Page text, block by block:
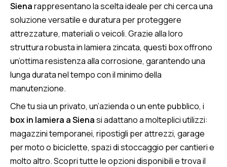
Sienarappresentano la scelta ideale per chi cerca una
soluzione versatile e duratura per proteggere
attrezzature, materiali o veicoli. Grazie alla loro
struttura robusta in lamiera zincata, questi box offrono
un’ottima resistenza alla corrosione, garantendo una
lunga durata nel tempo con il minimo della
manutenzione.
Che tu sia un privato, un’azienda o un ente pubblico, i
box in lamiera a Sienasi adattano a molteplici utilizzi:
magazzini temporanei, ripostigli per attrezzi, garage
per moto o biciclette, spazi di stoccaggio per cantieri e
molto altro. Scopri tutte le opzioni disponibili e trova il